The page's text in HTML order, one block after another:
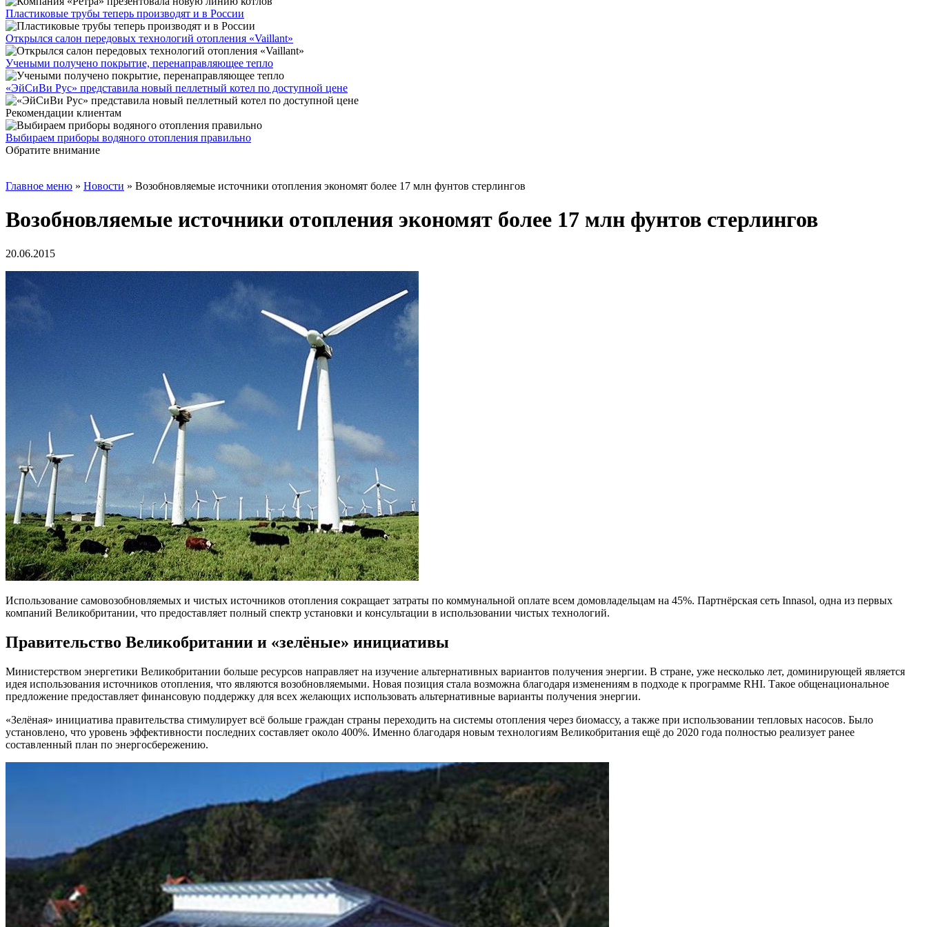
Пластиковые трубы теперь производят и в России
Открылся салон передовых технологий отопления «Vaillant»
Учеными получено покрытие, перенаправляющее тепло
«ЭйСиВи Рус» представила новый пеллетный котел по доступной цене
Рекомендации клиентам
Выбираем приборы водяного отопления правильно
Обратите внимание
Главное меню » Новости » Возобновляемые источники отопления экономят более 17 млн фунтов стерлингов
Возобновляемые источники отопления экономят более 17 млн фунтов стерлингов
20.06.2015
Использование самовозобновляемых и чистых источников отопления сокращает затраты по коммунальной оплате всем домовладельцам на 45%. Партнёрская сеть Innasol, одна из первых
компаний Великобритании, что предоставляет полный спектр установки и консультации в использовании чистых технологий.
Правительство Великобритании и «зелёные» инициативы
Министерством энергетики Великобритании больше ресурсов направляет на изучение альтернативных вариантов получения энергии. В стране, уже несколько лет, доминирующей является
идея использования источников отопления, что являются возобновляемыми. Новая позиция стала возможна благодаря изменениям в подходе к программе RHI. Такое общенациональное
предложение предоставляет финансовую поддержку для всех желающих использовать альтернативные варианты получения энергии.
«Зелёная» инициатива правительства стимулирует всё больше граждан страны переходить на системы отопления через биомассу, а также при использовании тепловых насосов. Было
установлено, что уровень эффективности последних составляет около 400%. Именно благодаря новым технологиям Великобритания ещё до 2020 года полностью реализует ранее
составленный план по энергосбережению.